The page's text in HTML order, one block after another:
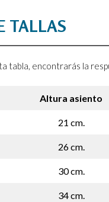
TALLAS
tabla, encontrarás la
Altura asiento
21 cm.
26 cm.
30 cm.
34 cm.